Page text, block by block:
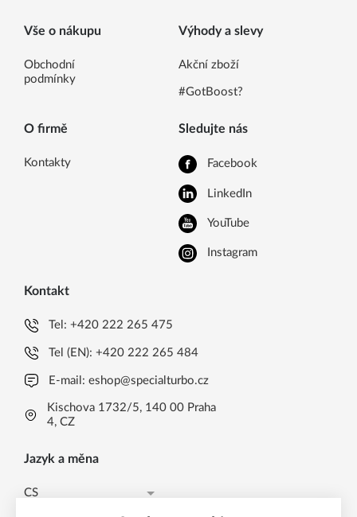
Vše o nákupu
Obchodní
podmínky
Výhody a slevy
Akční zboží
#GotBoost?
O firmě
Kontakty
Sledujte nás
Facebook
LinkedIn
YouTube
Instagram
Kontakt
Tel:+420 222 265 475
Tel (EN):+420 222 265 484
E-mail:eshop@specialturbo.cz
Kischova 1732/5, 140 00 Praha
4, CZ
Jazyk a měna
CS